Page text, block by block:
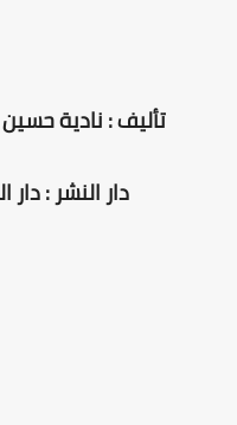
تأليف : نادية
دار النشر : دار